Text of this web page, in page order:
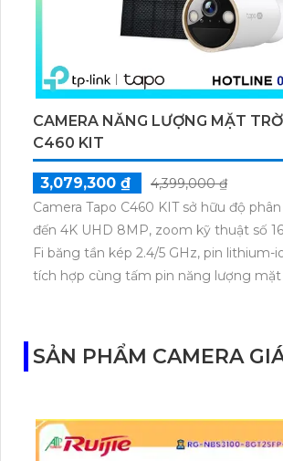
CAMERA NĂNG LƯỢNG MẶT
C460 KIT
3,079,300 ₫
4,399,000 ₫
Camera Tapo C460 KIT sở hữu độ
đến 4K UHD 8MP, zoom kỹ thuật số
Fi băng tần kép 2.4/5 GHz, pin lithium-
tích hợp cùng tấm pin năng lượng mặt
SẢN PHẨM CAMERA